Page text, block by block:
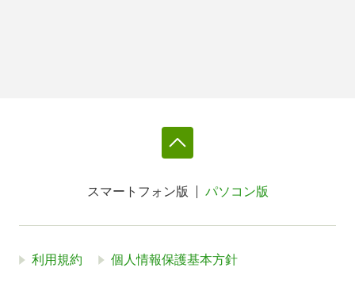
スマートフォン版 パソコン版
利用規約 個人情報保護基本方針